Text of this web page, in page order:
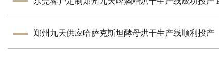
郑州九天供应哈萨克斯坦酵母烘干生产线顺利投产